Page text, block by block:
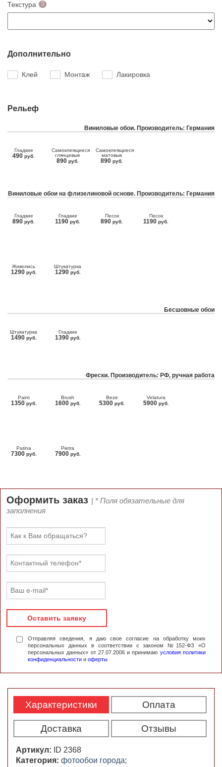
Текстура
Дополнительно
Клей Монтаж Лакировка
Рельеф
Виниловые обои. Производитель: Германия
Гладкие
490 руб.
Самоклеящиеся
глянцевые
890 руб.
Самоклеящиеся
матовые
890 руб.
Виниловые обои на флизелиновой основе. Производитель: Германия
Гладкие
890 руб.
Гладкие
1190 руб.
Песок
890 руб.
Песок
1190 руб.
Живопись
1290 руб.
Штукатурка
1290 руб.
Бесшовные обои
Штукатурка
1490 руб.
Гладкие
1390 руб.
Фрески. Производитель: РФ, ручная работа
Paint
1350 руб.
Brush
1600 руб.
Beze
5300 руб.
Velatura
5900 руб.
Patina
7300 руб.
Pietra
7900 руб.
Оформить заказ | * Поля обязательные для
заполнения
Оставить заявку
Отправляя сведения, я даю свое согласие на обработку моих
персональных данных в соответствии с законом №152-ФЗ «О
персональных данных» от 27.07.2006 и принимаю условия политики
конфиденциальности и оферты
Характеристики Оплата
Доставка Отзывы
Артикул:
ID 2368
Категория: фотообои города;